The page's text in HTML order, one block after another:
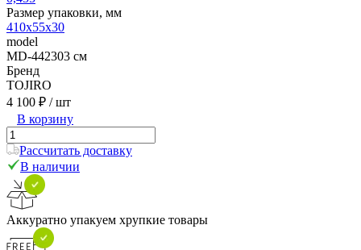
Размер упаковки, мм
410х55х30
model
MD-442303 см
Бренд
TOJIRO
4 100 ₽ / шт
В корзину
Рассчитать доставку
В наличии
Аккуратно упакуем хрупкие товары